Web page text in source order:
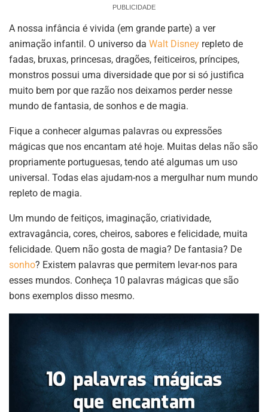
PUBLICIDADE
A nossa infância é vivida (em grande parte) a ver
animação infantil. O universo da Walt Disney repleto de
fadas, bruxas, princesas, dragões, feiticeiros, príncipes,
monstros possui uma diversidade que por si só justifica
muito bem por que razão nos deixamos perder nesse
mundo de fantasia, de sonhos e de magia.
Fique a conhecer algumas palavras ou expressões
mágicas que nos encantam até hoje. Muitas delas não são
propriamente portuguesas, tendo até algumas um uso
universal. Todas elas ajudam-nos a mergulhar num mundo
repleto de magia.
Um mundo de feitiços, imaginação, criatividade,
extravagância, cores, cheiros, sabores e felicidade, muita
felicidade. Quem não gosta de magia? De fantasia? De
sonho? Existem palavras que permitem levar-nos para
esses mundos. Conheça 10 palavras mágicas que são
bons exemplos disso mesmo.